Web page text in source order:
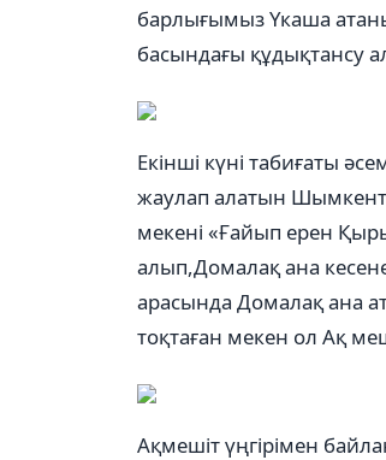
барлығымыз Үкаша
басындағы құдықтансу
Екінші күні табиғаты
жаулап алатын Шымкент
мекені «Ғайып ерен
алып,Домалақ ана
арасында Домалақ ана
тоқтаған мекен ол Ақ
Ақмешіт үңгірімен